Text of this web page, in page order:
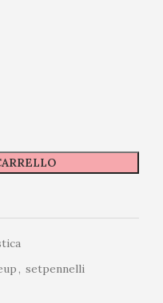
, setpennelli